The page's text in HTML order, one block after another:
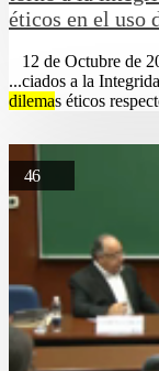
éticos en el uso
12 de Octubre de
...ciados a la
dilemas éticos
46